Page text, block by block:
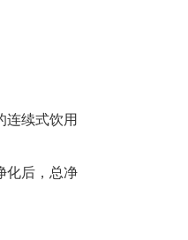
续式饮用
化后，总净